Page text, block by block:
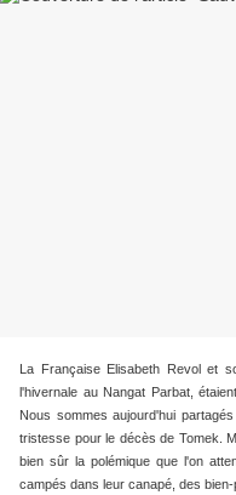
La Française Elisabeth Revol et
l'hivernale au Nangat Parbat,
Nous sommes aujourd'hui
tristesse pour le décès de Tomek.
bien sûr la polémique que l'on
campés dans leur canapé, des